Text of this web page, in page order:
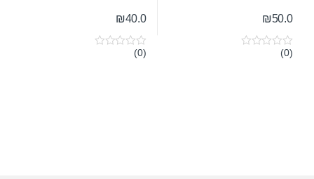
₪50.0
0(0)
₪40.0
0(0)